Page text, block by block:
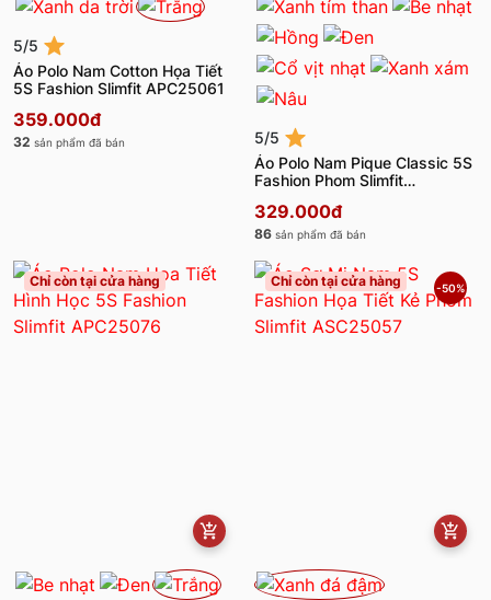
5/5
Áo Polo Nam Cotton Họa Tiết
5S Fashion Slimfit APC25061
359.000đ
32 sản phẩm đã bán
5/5
Áo Polo Nam Pique Classic 5S
Fashion Phom Slimfit
329.000đ
86 sản phẩm đã bán
Chỉ còn tại cửa hàng Chỉ còn tại cửa hàng -50%